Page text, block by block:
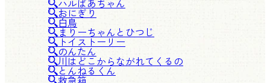
ハルばあちゃん
おにぎり
白鳥
まりーちゃんとひつじ
トイストーリー
のんたん
川はどこからながれてくるの
とんねるくん